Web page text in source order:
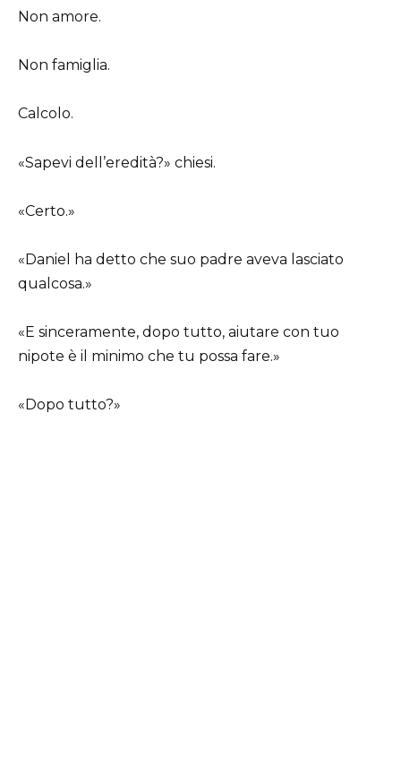
Non amore.
Non famiglia.
Calcolo.
«Sapevi dell’eredità?» chiesi.
«Certo.»
«Daniel ha detto che suo padre aveva lasciato
qualcosa.»
«E sinceramente, dopo tutto, aiutare con tuo
nipote è il minimo che tu possa fare.»
«Dopo tutto?»